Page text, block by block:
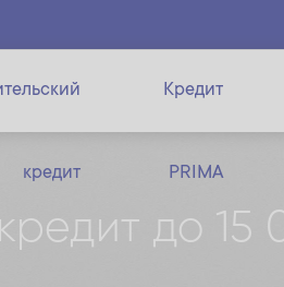
кредит
Кредит
PRIMA
до 15